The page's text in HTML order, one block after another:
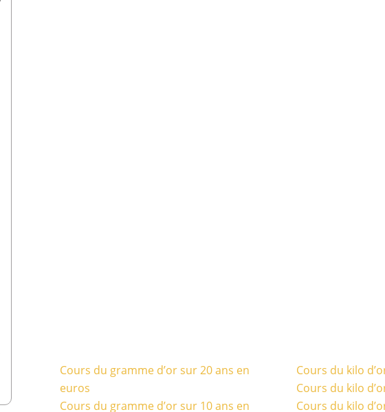
Cours du gramme d’or sur 20 ans en
euros
Cours du gramme d’or sur 10 ans en
Cours du kilo
Cours du kilo
Cours du kilo